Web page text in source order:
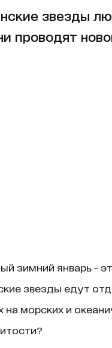
звезды
проводят
зимний январь –
звезды едут
на морских и